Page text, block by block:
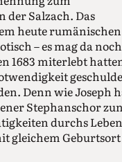
der Salzach. Das
heute rumänischen
– es mag da noch
1683 miterlebt
Denn wie Joseph
Stephanschor
durchs Leben
gleichem